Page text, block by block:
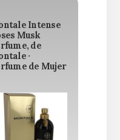
Intense
Musk
de
·
de Mujer